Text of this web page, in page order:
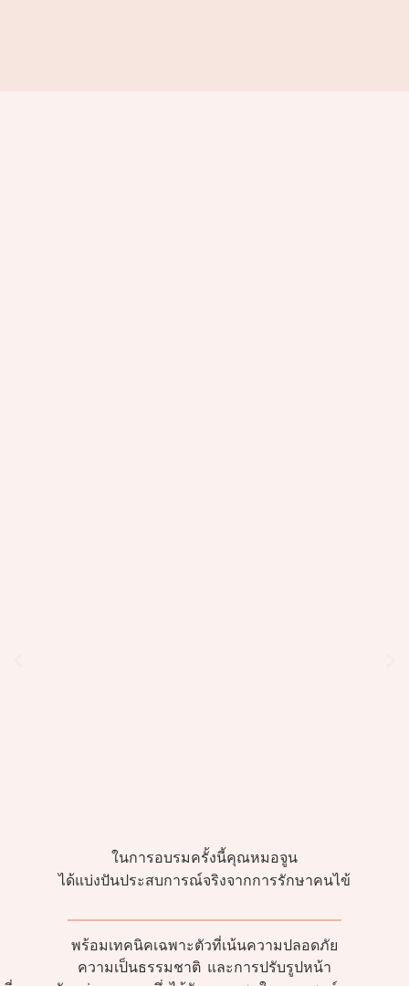
ในการอบรมครั้งนี้คุณหมอจูน
ได้แบ่งปันประสบการณ์จริงจากการรักษาคนไข้
พร้อมเทคนิคเฉพาะตัวที่เน้นความปลอดภัย
ความเป็นธรรมชาติ และการปรับรูปหน้า